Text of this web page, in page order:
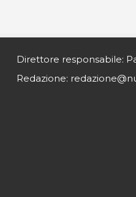
Direttore responsabile:
Redazione: